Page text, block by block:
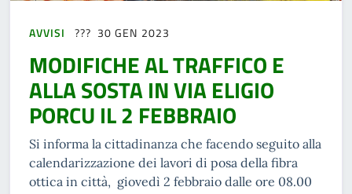
AVVISI 30 GEN 2023
MODIFICHE AL TRAFFICO E
ALLA SOSTA IN VIA ELIGIO
PORCU IL 2 FEBBRAIO
Si informa la cittadinanza che facendo seguito alla
calendarizzazione dei lavori di posa della fibra
ottica in città, giovedì 2 febbraio dalle ore 08.00